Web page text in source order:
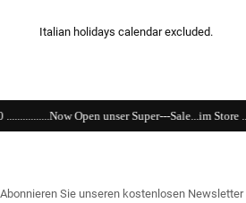
Italian holidays calendar excluded.
unser Super---Sale...im Store
Abonnieren Sie unseren kostenlosen